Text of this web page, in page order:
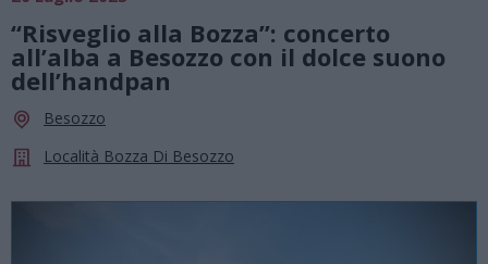
“Risveglio alla Bozza”: concerto
all’alba a Besozzo con il dolce suono
dell’handpan
Besozzo
Località Bozza Di Besozzo